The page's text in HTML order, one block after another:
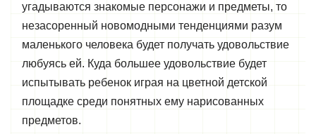
угадываются знакомые персонажи и предметы, то
незасоренный новомодными тенденциями разум
маленького человека будет получать удовольствие
любуясь ей. Куда большее удовольствие будет
испытывать ребенок играя на цветной детской
площадке среди понятных ему нарисованных
предметов.